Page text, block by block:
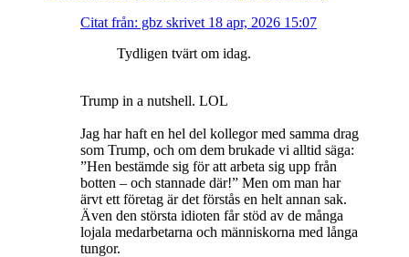
Citat från: gbz skrivet 18 apr, 2026 15:07
Tydligen tvärt om idag.
Trump in a nutshell. LOL
Jag har haft en hel del kollegor med samma drag
som Trump, och om dem brukade vi alltid säga:
”Hen bestämde sig för att arbeta sig upp från
botten – och stannade där!” Men om man har
ärvt ett företag är det förstås en helt annan sak.
Även den största idioten får stöd av de många
lojala medarbetarna och människorna med långa
tungor.